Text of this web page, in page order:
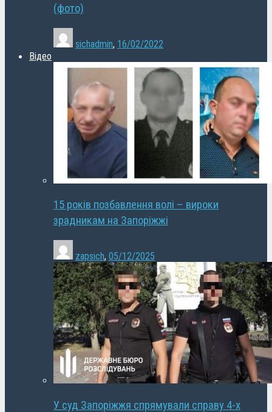
(фото)
sichadmin, 16/02/2022
Відео
15 років позбавлення волі – вироки
зрадникам на Запоріжжі
zapsich, 05/12/2025
У суд Запоріжжя спрямували справу 4-х